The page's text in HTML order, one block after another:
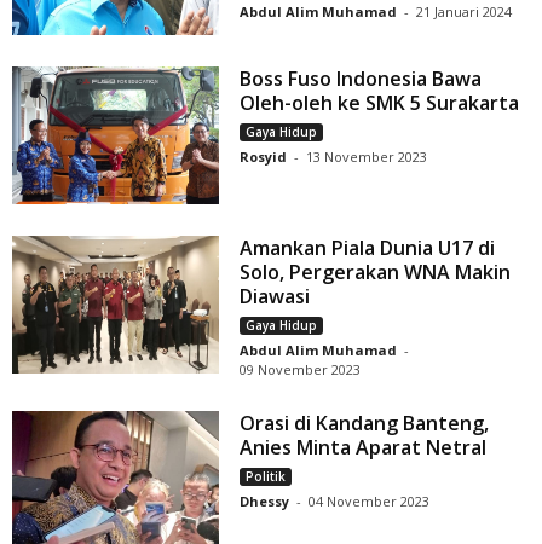
Abdul Alim Muhamad - 21 Januari 2024
Boss Fuso Indonesia Bawa
Oleh-oleh ke SMK 5 Surakarta
Gaya Hidup
Rosyid - 13 November 2023
Amankan Piala Dunia U17 di
Solo, Pergerakan WNA Makin
Diawasi
Gaya Hidup
Abdul Alim Muhamad -
09 November 2023
Orasi di Kandang Banteng,
Anies Minta Aparat Netral
Politik
Dhessy - 04 November 2023